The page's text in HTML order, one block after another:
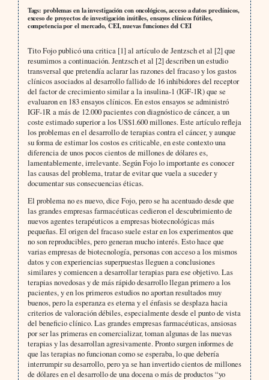
Tags: problemas en la investigación con oncológicos, acceso a datos preclínicos,
exceso de proyectos de investigación inútiles, ensayos clínicos fútiles,
competencia por el mercado, CEI, nuevas funciones del CEI
Tito Fojo publicó una critica [1] al artículo de Jentzsch et al [2] que
resumimos a continuación. Jentzsch et al [2] describen un estudio
transversal que pretendía aclarar las razones del fracaso y los gastos
clínicos asociados al desarrollo fallido de 16 inhibidores del receptor
del factor de crecimiento similar a la insulina-1 (IGF-1R) que se
evaluaron en 183 ensayos clínicos. En estos ensayos se administró
IGF-1R a más de 12.000 pacientes con diagnóstico de cáncer, a un
coste estimado superior a los US$1.600 millones. Este artículo refleja
los problemas en el desarrollo de terapias contra el cáncer, y aunque
su forma de estimar los costos es criticable, en este contexto una
diferencia de unos pocos cientos de millones de dólares es,
lamentablemente, irrelevante. Según Fojo lo importante es conocer
las causas del problema, tratar de evitar que vuela a suceder y
documentar sus consecuencias éticas.
El problema no es nuevo, dice Fojo, pero se ha acentuado desde que
las grandes empresas farmacéuticas cedieron el descubrimiento de
nuevos agentes terapéuticos a empresas biotecnológicas más
pequeñas. El origen del fracaso suele estar en los experimentos que
no son reproducibles, pero generan mucho interés. Esto hace que
varias empresas de biotecnología, personas con acceso a los mismos
datos y con experiencias superpuestas lleguen a conclusiones
similares y comiencen a desarrollar terapias para ese objetivo. Las
terapias novedosas y de más rápido desarrollo llegan primero a los
pacientes, y en los primeros estudios no aportan resultados muy
buenos, pero la esperanza es eterna y el énfasis se desplaza hacia
criterios de valoración débiles, especialmente desde el punto de vista
del beneficio clínico. Las grandes empresas farmacéuticas, ansiosas
por ser las primeras en comercializar, toman algunas de las nuevas
terapias y las desarrollan agresivamente. Pronto surgen informes de
que las terapias no funcionan como se esperaba, lo que debería
interrumpir su desarrollo, pero ya se han invertido cientos de millones
de dólares en el desarrollo de una docena o más de productos “yo